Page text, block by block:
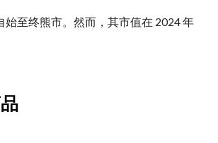
始至终熊市。然而，其市值在 2024 年